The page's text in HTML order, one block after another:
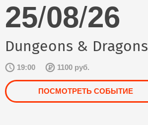
25/08/26
Dungeons & Dragons
19:00 1100 руб.
ПОСМОТРЕТЬ СОБЫТИЕ